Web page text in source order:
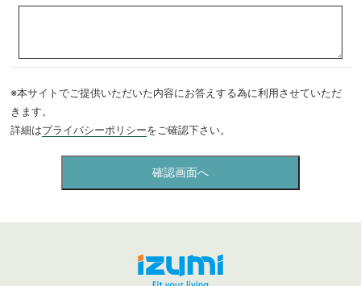
※本サイトでご提供いただいた内容にお答えする為に利用させていただ
きます。
詳細はプライバシーポリシーをご確認下さい。